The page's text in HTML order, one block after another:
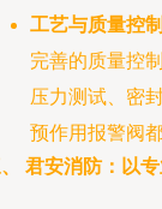
工艺与质量控制
完善的质量控
压力测试、密
预作用报警阀
君安消防：以